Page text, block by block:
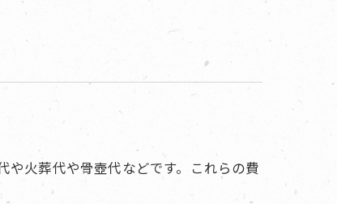
や火葬代や骨壺代などです。これらの費